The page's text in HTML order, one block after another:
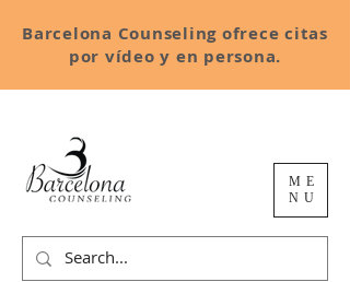
ME
NU
Barcelona Counseling ofrece citas
por vídeo y en persona.